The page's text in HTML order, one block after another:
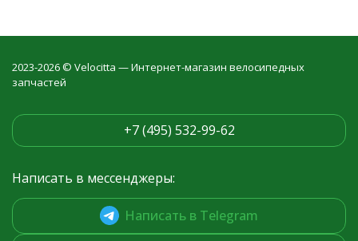
2023-2026 © Velocitta — Интернет-магазин велосипедных
запчастей
+7 (495) 532-99-62
Написать в мессенджеры:
Написать в Telegram